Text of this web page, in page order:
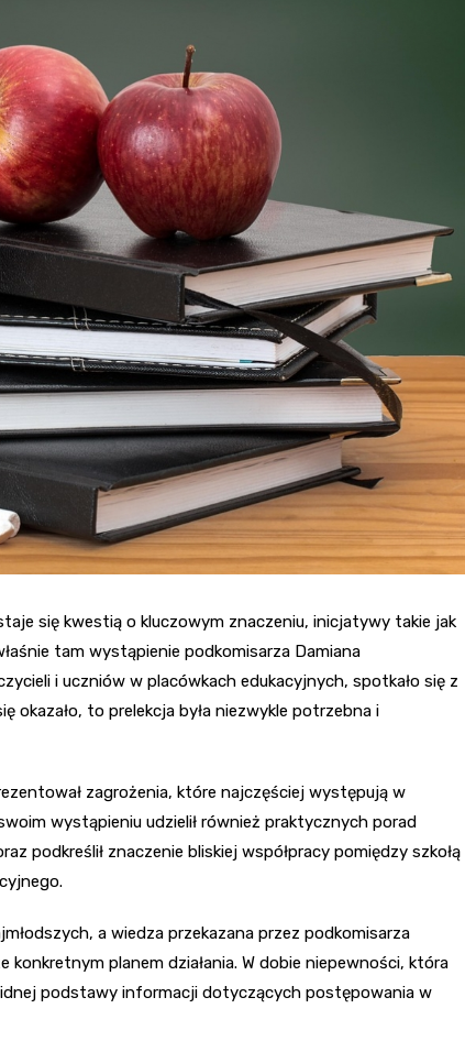
się kwestią o kluczowym znaczeniu, inicjatywy takie jak
tam wystąpienie podkomisarza Damiana
i uczniów w placówkach edukacyjnych, spotkało się z
okazało, to prelekcja była niezwykle potrzebna i
zagrożenia, które najczęściej występują w
wystąpieniu udzielił również praktycznych porad
podkreślił znaczenie bliskiej współpracy pomiędzy szkołą
a wiedza przekazana przez podkomisarza
planem działania. W dobie niepewności, która
podstawy informacji dotyczących postępowania w